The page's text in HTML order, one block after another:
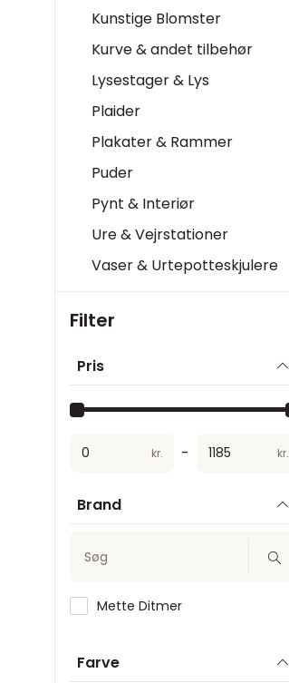
Kunstige Blomster
Kurve & andet tilbehør
Lysestager & Lys
Plaider
Plakater & Rammer
Puder
Pynt & Interiør
Ure & Vejrstationer
Vaser & Urtepotteskjulere
Filter
Pris
kr. - kr.
Brand
Søg
Mette Ditmer
Farve